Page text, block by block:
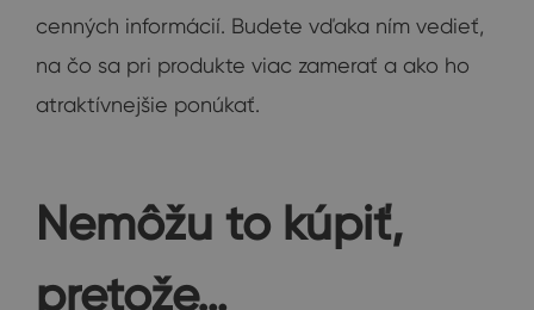
cenných informácií. Budete vďaka ním vedieť,
na čo sa pri produkte viac zamerať a ako ho
atraktívnejšie ponúkať.
Nemôžu to kúpiť,
pretože…